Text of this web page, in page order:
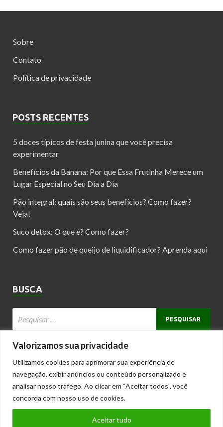
Valorizamos sua privacidade
Utilizamos cookies para aprimorar sua experiência de
navegação, exibir anúncios ou conteúdo personalizado e
analisar nosso tráfego. Ao clicar em “Aceitar todos”, você
concorda com nosso uso de cookies.
Aceitar tudo
Sobre
Contato
Política de privacidade
POSTS RECENTES
5 doces típicos de festa junina que você precisa
experimentar
Benefícios da Banana: Por que Essa Frutinha Merece um
Lugar Especial no Seu Dia a Dia
Pão integral: quais são seus benefícios? Como fazer?
Veja!
Suco detox: O que é? Como fazer?
Como fazer pão de queijo de liquidificador? Aprenda aqui
BUSCA
Copyright © 2025 receitasesaude.net
Receitas Saudáveis e Dicas para Viver Melhor
Este blog pertence à rede de blogsTuttidelas - blogs com conteúdos
femininos
Customizando |Dia da Mulher